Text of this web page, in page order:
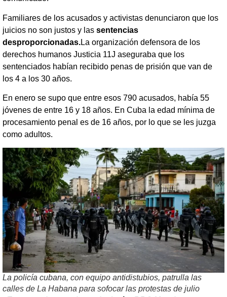
Familiares de los acusados y activistas denunciaron que los
juicios no son justos y las sentencias
desproporcionadas.La organización defensora de los
derechos humanos Justicia 11J aseguraba que los
sentenciados habían recibido penas de prisión que van de
los 4 a los 30 años.
En enero se supo que entre esos 790 acusados, había 55
jóvenes de entre 16 y 18 años. En Cuba la edad mínima de
procesamiento penal es de 16 años, por lo que se les juzga
como adultos.
La policía cubana, con equipo antidistubios, patrulla las
calles de La Habana para sofocar las protestas de julio